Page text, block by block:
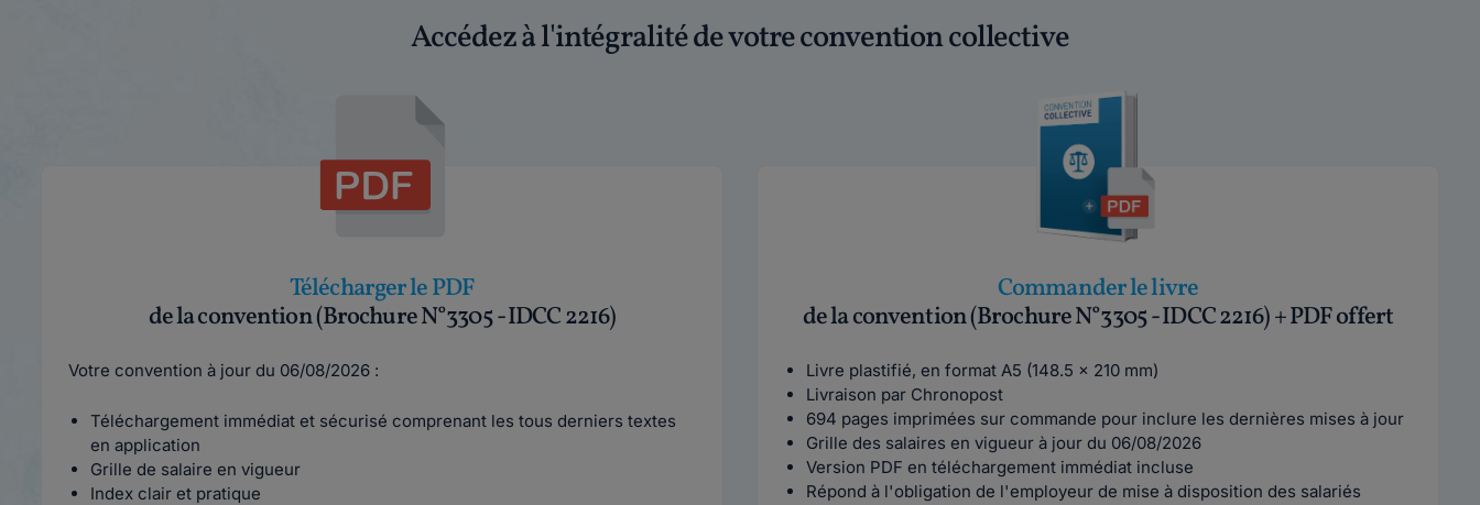
Accédez à l'intégralité de votre convention collective
Télécharger le PDF
de la convention (Brochure N°3305 - IDCC 2216)
Votre convention à jour du 06/08/2026 :
Téléchargement immédiat et sécurisé comprenant les tous derniers textes
en application
Grille de salaire en vigueur
Index clair et pratique
Commander le livre
de la convention (Brochure N°3305 - IDCC 2216) + PDF offert
Livre plastifié, en format A5 (148.5 x 210 mm)
Livraison par Chronopost
694 pages imprimées sur commande pour inclure les dernières mises à jour
Grille des salaires en vigueur à jour du 06/08/2026
Version PDF en téléchargement immédiat incluse
Répond à l'obligation de l'employeur de mise à disposition des salariés